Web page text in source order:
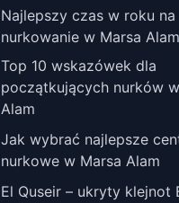
Najlepszy czas w roku na
nurkowanie w Marsa Alam
Top 10 wskazówek dla
początkujących nurków
Alam
Jak wybrać najlepsze
nurkowe w Marsa Alam
El Quseir – ukryty klejnot